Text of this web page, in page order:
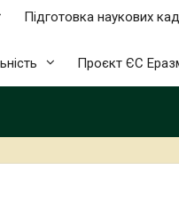
Підготовка наукових
Проєкт ЄС